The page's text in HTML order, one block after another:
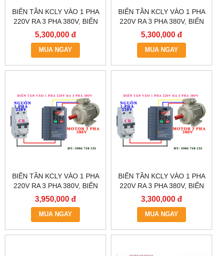
BIẾN TẦN KCLY VÀO 1 PHA
220V RA 3 PHA 380V, BIẾN
TẦN KCLY KOC600-
5R5GT3-B
5,300,000 đ
MUA NGAY
BIẾN TẦN KCLY VÀO 1 PHA
220V RA 3 PHA 380V, BIẾN
TẦN KCLY KOC600-
3R7GT3-B
5,300,000 đ
MUA NGAY
BIẾN TẦN KCLY VÀO 1 PHA
220V RA 3 PHA 380V, BIẾN
TẦN KCLY KOC600-
2R2GT3-B
3,950,000 đ
MUA NGAY
BIẾN TẦN KCLY VÀO 1 PHA
220V RA 3 PHA 380V, BIẾN
TẦN KCLY KOC600-
1R5GT3-B
3,300,000 đ
MUA NGAY